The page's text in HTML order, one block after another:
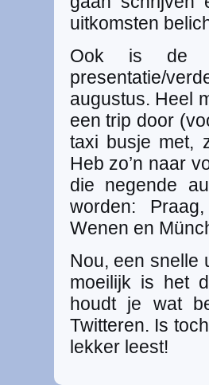
uitkomsten
Ook is de
presentatie/
augustus. Heel
een trip door
taxi busje met,
Heb zo’n naar
die negende
worden:
Wenen en
Nou, een snelle
moeilijk is het
houdt je wat
Twitteren. Is
lekker leest!